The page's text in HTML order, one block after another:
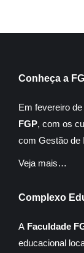
Conheça a
Em fevereiro
FGP, com os
com Gestão de
Veja mais…
Complexo
A Faculdade
educacional